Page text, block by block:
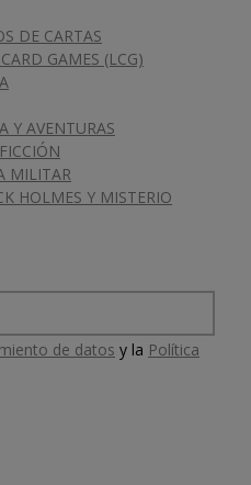
DE CARTAS
GAMES (LCG)
Y AVENTURAS
MILITAR
HOLMES Y MISTERIO
de datos y la Política